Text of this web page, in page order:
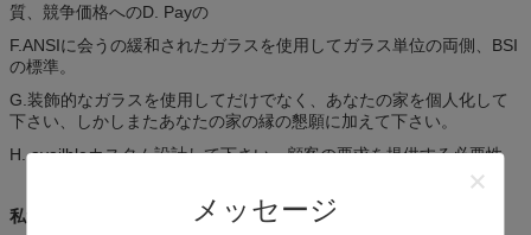
メッセージ
質、競争価格へのD. Payの
F.ANSIに会うの緩和されたガラスを使用してガラス単位の両側、BSI
の標準。
G.装飾的なガラスを使用してだけでなく、あなたの家を個人化して
下さい、しかしまたあなたの家の縁の懇願に加えて下さい。
H. availbleカスタム設計して下さい。顧客の要求を提供する必要性
私達の利点: